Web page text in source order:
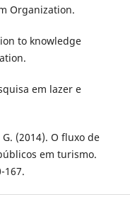
Organization.
to knowledge
em lazer e
(2014). O fluxo de
em turismo.
167.